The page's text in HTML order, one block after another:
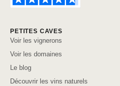
PETITES CAVES
Voir les vignerons
Voir les domaines
Le blog
Découvrir les vins naturels